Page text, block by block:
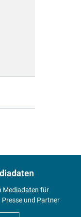
Mediadaten für
Presse und Partner